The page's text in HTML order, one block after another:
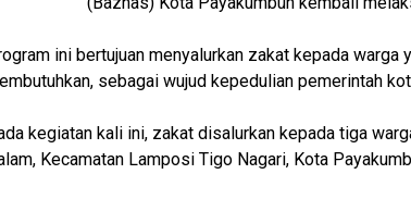
ini bertujuan menyalurkan zakat kepada warga
sebagai wujud kepedulian pemerintah
kegiatan kali ini, zakat disalurkan kepada tiga
Kecamatan Lamposi Tigo Nagari, Kota